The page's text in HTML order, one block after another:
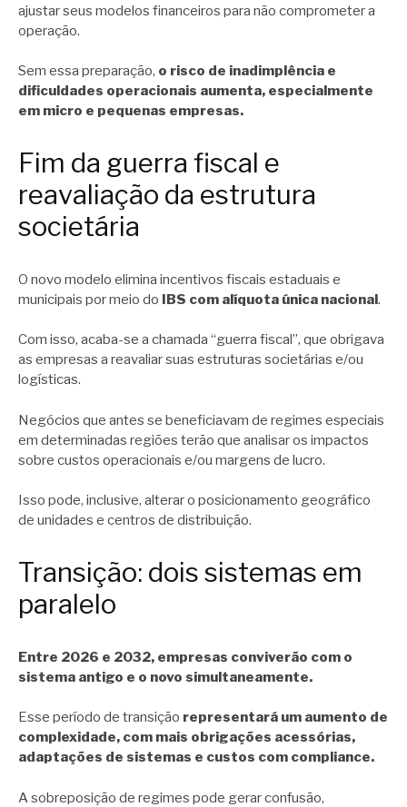
ajustar seus modelos financeiros para não comprometer a
operação.
Sem essa preparação, o risco de inadimplência e
dificuldades operacionais aumenta, especialmente
em micro e pequenas empresas.
Fim da guerra fiscal e
reavaliação da estrutura
societária
O novo modelo elimina incentivos fiscais estaduais e
municipais por meio do IBS com alíquota única nacional.
Com isso, acaba-se a chamada “guerra fiscal”, que obrigava
as empresas a reavaliar suas estruturas societárias e/ou
logísticas.
Negócios que antes se beneficiavam de regimes especiais
em determinadas regiões terão que analisar os impactos
sobre custos operacionais e/ou margens de lucro.
Isso pode, inclusive, alterar o posicionamento geográfico
de unidades e centros de distribuição.
Transição: dois sistemas em
paralelo
Entre 2026 e 2032, empresas conviverão com o
sistema antigo e o novo simultaneamente.
Esse período de transição representará um aumento de
complexidade, com mais obrigações acessórias,
adaptações de sistemas e custos com compliance.
A sobreposição de regimes pode gerar confusão,